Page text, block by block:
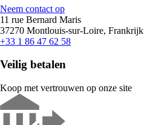
Neem contact op
11 rue Bernard Maris
37270 Montlouis-sur-Loire, Frankrijk
+33 1 86 47 62 58
Veilig betalen
Koop met vertrouwen op onze site